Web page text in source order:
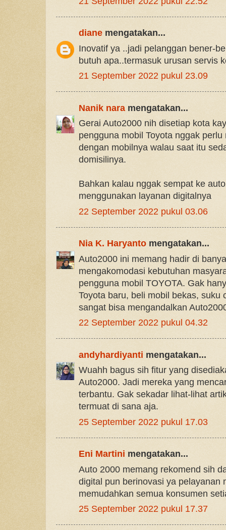
diane mengatakan...
Inovatif ya ..jadi pelanggan bener-
butuh apa..termasuk urusan servis
21 September 2022 pukul 23.09
Nanik nara mengatakan...
Gerai Auto2000 nih disetiap kota
pengguna mobil Toyota nggak
dengan mobilnya walau saat itu
domisilinya.
Bahkan kalau nggak sempat ke
menggunakan layanan digitalnya
22 September 2022 pukul 03.06
Nia K. Haryanto mengatakan...
Auto2000 ini memang hadir di
mengakomodasi kebutuhan
pengguna mobil TOYOTA. Gak
Toyota baru, beli mobil bekas, suku
sangat bisa mengandalkan
22 September 2022 pukul 04.32
andyhardiyanti mengatakan...
Wuahh bagus sih fitur yang
Auto2000. Jadi mereka yang
terbantu. Gak sekadar lihat-lihat
termuat di sana aja.
25 September 2022 pukul 17.03
Eni Martini mengatakan...
Auto 2000 memang rekomend sih
digital pun berinovasi ya pelayanan
memudahkan semua konsumen
25 September 2022 pukul 17.37